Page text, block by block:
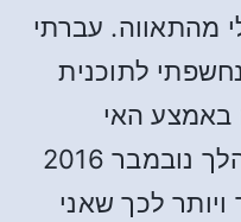
עברתי
לתוכנית
באמצע האי
הצפוני של ניו זילנד, במהלך נובמבר 2016
ויותר לכך שאני